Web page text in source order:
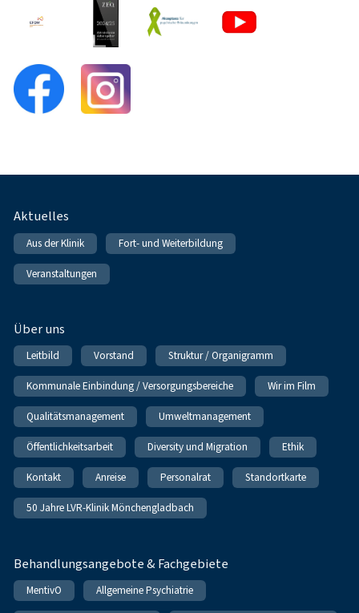
Fußnavigation
Aktuelles
Aus der Klinik Fort- und Weiterbildung
Veranstaltungen
Über uns
Leitbild Vorstand Struktur / Organigramm
Kommunale Einbindung / Versorgungsbereiche Wir im Film
Qualitätsmanagement Umweltmanagement
Öffentlichkeitsarbeit Diversity und Migration Ethik
Kontakt Anreise Personalrat Standortkarte
50 Jahre LVR-Klinik Mönchengladbach
Behandlungsangebote & Fachgebiete
MentivO Allgemeine Psychiatrie